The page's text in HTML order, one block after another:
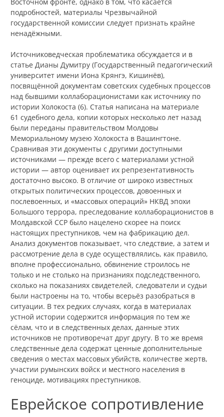
Восточном фронте, однако в том, что касается
подробностей, материалы Чрезвычайной
государственной комиссии следует признать крайне
ненадёжными.
Источниковедческая проблематика обсуждается и в
статье Дианы Думитру (Государственный педагогический
университет имени Иона Крянгэ, Кишинёв),
посвящённой документам советских судебных процессов
над бывшими коллаборационистами как источнику по
истории Холокоста (6). Статья написана на материале
61 судебного дела, копии которых несколько лет назад
были переданы правительством Молдовы
Мемориальному музею Холокоста в Вашингтоне.
Сравнивая эти документы с другими доступными
источниками — прежде всего с материалами устной
истории — автор оценивает их репрезентативность
достаточно высоко. В отличие от широко известных
открытых политических процессов, довоенных и
послевоенных, и «массовых операций» НКВД эпохи
Большого террора, преследование коллаборационистов в
Молдавской ССР было нацелено скорее на поиск
настоящих преступников, чем на фабрикацию дел.
Анализ документов показывает, что следствие, а затем и
рассмотрение дела в суде осуществлялись, как правило,
вполне профессионально, обвинение строилось не
только и не столько на признаниях подследственного,
сколько на показаниях свидетелей, следователи и судьи
были настроены на то, чтобы всерьёз разобраться в
ситуации. В тех редких случаях, когда в материалах
устной истории содержится информация по тем же
сёлам, что и в следственных делах, данные этих
источников не противоречат друг другу. В то же время
следственные дела содержат ценные дополнительные
сведения о местах массовых убийств, количестве жертв,
участии румынских войск и местного населения в
геноциде, мотивациях преступников.
Еврейское сопротивление